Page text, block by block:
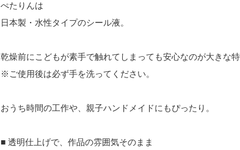
ぺたりんは
日本製・水性タイプのシール液。
乾燥前にこどもが素手で触れてしまっても安心なのが大きな
※ご使用後は必ず手を洗ってください。
おうち時間の工作や、親子ハンドメイドにもぴったり。
■ 透明仕上げで、作品の雰囲気そのまま